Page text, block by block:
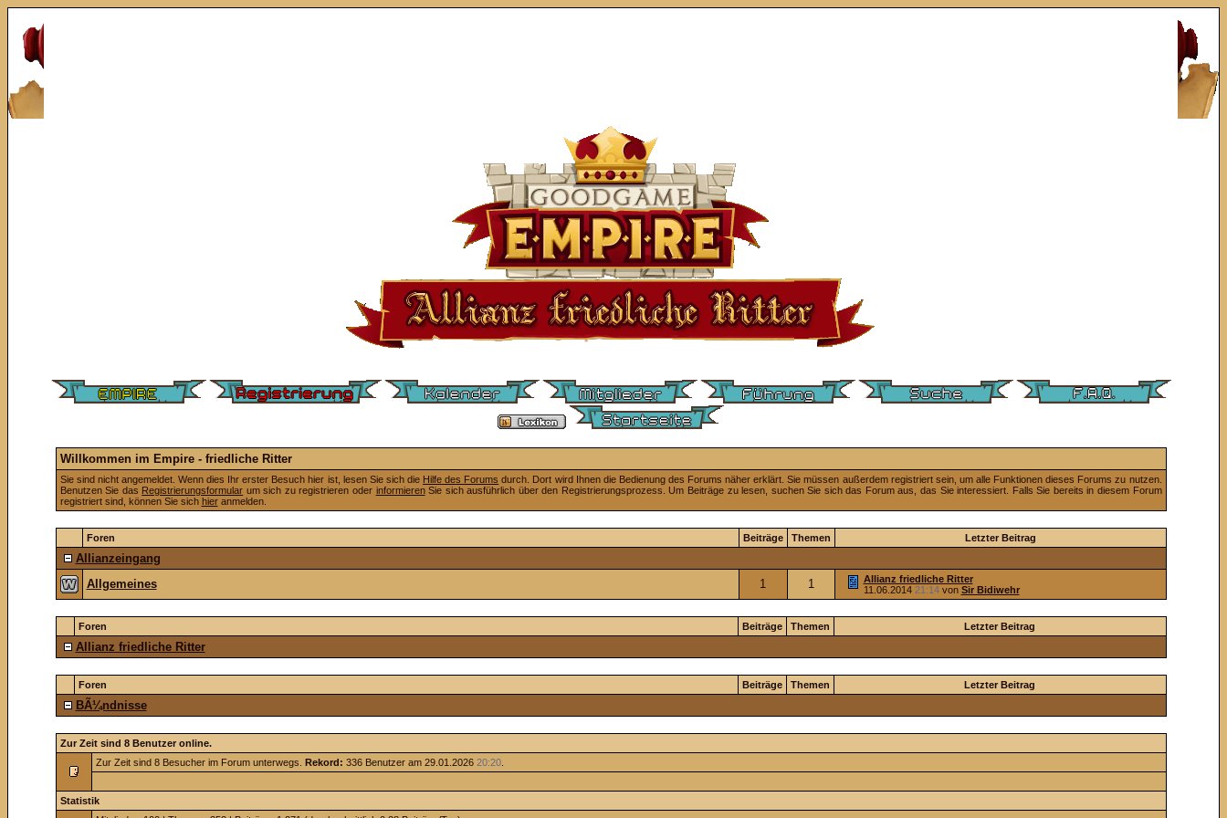
Willkommen im Empire - friedliche Ritter
Sie sind nicht angemeldet. Wenn dies Ihr erster Besuch hier ist, lesen Sie sich die Hilfe des Forums durch. Dort wird Ihnen die Bedienung des Forums näher erklärt. Sie müssen außerdem registriert sein, um alle Funktionen dieses Forums zu nutzen.
Benutzen Sie das Registrierungsformular um sich zu registrieren oder informierenSie sich ausführlich über den Registrierungsprozess. Um Beiträge zu lesen, suchen Sie sich das Forum aus, das Sie interessiert. Falls Sie bereits in diesem Forum
registriert sind, können Sie sich hieranmelden.
Foren Beiträge Themen Letzter Beitrag
Allianzeingang
Allgemeines
1 1
Allianz friedliche Ritter
11.06.2014 21:14von Sir Bidiwehr
Foren Beiträge Themen Letzter Beitrag
Allianz friedliche Ritter
Foren Beiträge Themen Letzter Beitrag
BÃ¼ndnisse
Zur Zeit sind 8 Benutzer online.
Zur Zeit sind 8 Besucher im Forum unterwegs. Rekord: 336 Benutzer am 29.01.2026 20:20.
Statistik